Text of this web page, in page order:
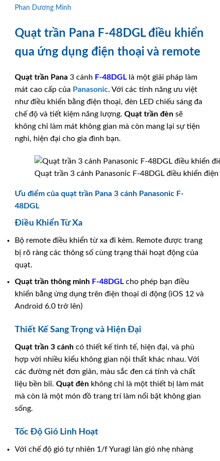
Phan Dương Minh
Quạt trần Pana F-48DGL điều khiển
qua ứng dụng điện thoại và remote
Quạt trần Pana 3 cánh F-48DGL là một giải pháp làm
mát cao cấp của Panasonic. Với các tính năng ưu việt
như điều khiển bằng điện thoại, đèn LED chiếu sáng đa
chế độ và tiết kiệm năng lượng. Quạt trần đèn sẽ
không chỉ làm mát không gian mà còn mang lại sự tiện
nghi, hiện đại cho gia đình bạn.
Quạt trần 3 cánh Panasonic F-48DGL điều khiển
Ưu điểm của quạt trần Pana 3 cánh Panasonic F-
48DGL
Điều Khiển Từ Xa
Bộ remote điều khiển từ xa đi kèm. Remote được trang
bị rõ ràng các thông số cùng trạng thái hoạt động của
quạt.
Quạt trần thông minh F-48DGL cho phép bạn điều
khiển bằng ứng dụng trên điện thoại di động (iOS 12 và
Android 6.0 trở lên)
Thiết Kế Sang Trọng và Hiện Đại
Quạt trần 3 cánh có thiết kế tinh tế, hiện đại, và phù
hợp với nhiều kiểu không gian nội thất khác nhau. Với
các đường nét đơn giản, màu sắc đen cá tính và chất
liệu bền bỉỉ. Quạt đèn không chỉ là một thiết bị làm mát
mà còn là một món đồ trang trí làm nổi bật không gian
sống.
Tốc Độ Gió Linh Hoạt
Với chế độ gió tự nhiên 1/f Yuragi làn gió nhẹ nhàng